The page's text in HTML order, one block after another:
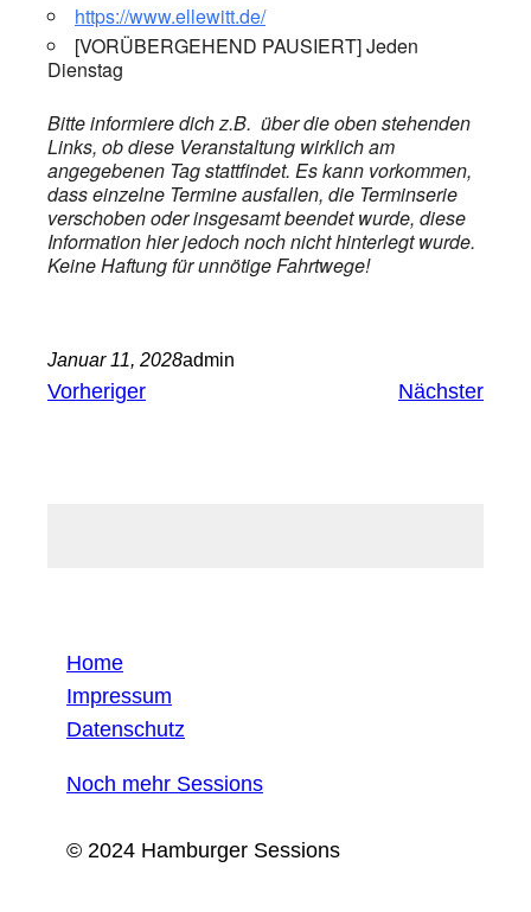
https://www.ellewitt.de/
[VORÜBERGEHEND PAUSIERT] Jeden
Dienstag
Bitte informiere dich z.B. über die oben stehenden
Links, ob diese Veranstaltung wirklich am
angegebenen Tag stattfindet. Es kann vorkommen,
dass einzelne Termine ausfallen, die Terminserie
verschoben oder insgesamt beendet wurde, diese
Information hier jedoch noch nicht hinterlegt wurde.
Keine Haftung für unnötige Fahrtwege!
Januar 11, 2028admin
Vorheriger Nächster
Home
Impressum
Datenschutz
Noch mehr Sessions
© 2024 Hamburger Sessions